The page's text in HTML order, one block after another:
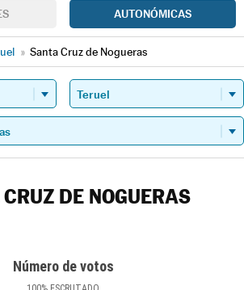
AUTONÓMICAS
» Santa Cruz de Nogueras
DE NOGUERAS
Número de votos